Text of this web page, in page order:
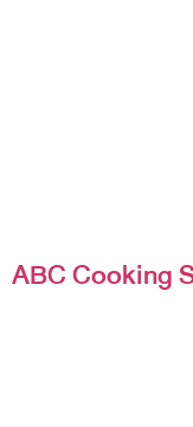
ABC Cooking